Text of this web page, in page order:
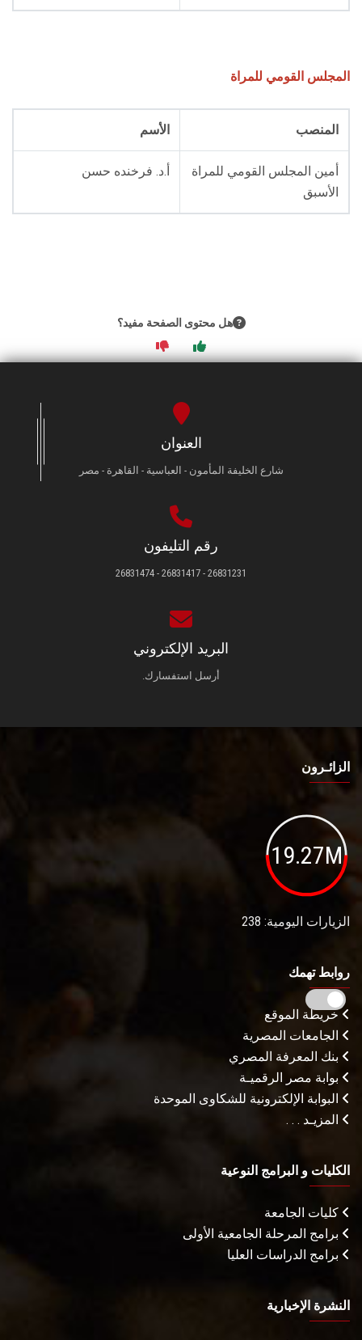
المجلس القومي للمراة
المنصب الأسم
أمين المجلس القومي للمراة
الأسبق
أ.د. فرخنده حسن
هل محتوى الصفحة مفيد؟
العنوان
شارع الخليفة المأمون - العباسية - القاهرة - مصر
رقم التليفون
26831231 - 26831417 - 26831474
البريد الإلكتروني
أرسل استفسارك.
الزائـرون
19.27M
الزيارات اليومية: 238
روابط تهمك
خريطة الموقع
الجامعات المصرية
بنك المعرفة المصري
بوابة مصر الرقميـة
البوابة الإلكترونية للشكاوى الموحدة
المزيـد . . .
الكليات و البرامج النوعية
كليات الجامعة
برامج المرحلة الجامعية الأولى
برامج الدراسات العليا
النشرة الإخبارية